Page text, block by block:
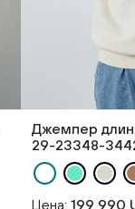
Джемпер
29-23348-
Цена: 199 990